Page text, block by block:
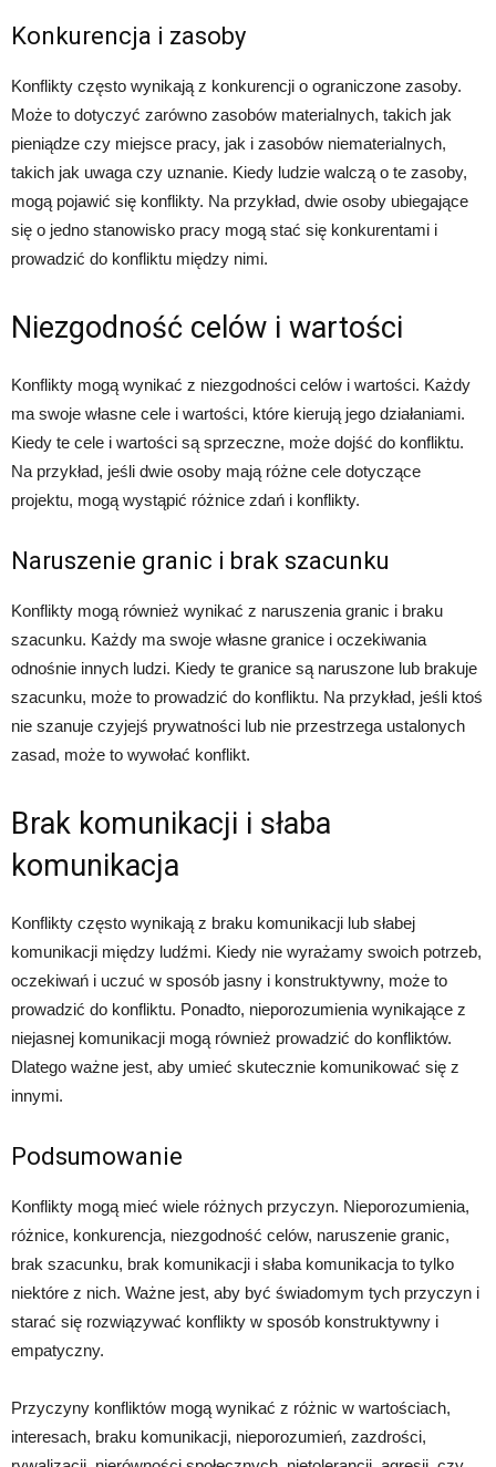
Konkurencja i zasoby
Konflikty często wynikają z konkurencji o ograniczone zasoby.
Może to dotyczyć zarówno zasobów materialnych, takich jak
pieniądze czy miejsce pracy, jak i zasobów niematerialnych,
takich jak uwaga czy uznanie. Kiedy ludzie walczą o te zasoby,
mogą pojawić się konflikty. Na przykład, dwie osoby ubiegające
się o jedno stanowisko pracy mogą stać się konkurentami i
prowadzić do konfliktu między nimi.
Niezgodność celów i wartości
Konflikty mogą wynikać z niezgodności celów i wartości. Każdy
ma swoje własne cele i wartości, które kierują jego działaniami.
Kiedy te cele i wartości są sprzeczne, może dojść do konfliktu.
Na przykład, jeśli dwie osoby mają różne cele dotyczące
projektu, mogą wystąpić różnice zdań i konflikty.
Naruszenie granic i brak szacunku
Konflikty mogą również wynikać z naruszenia granic i braku
szacunku. Każdy ma swoje własne granice i oczekiwania
odnośnie innych ludzi. Kiedy te granice są naruszone lub brakuje
szacunku, może to prowadzić do konfliktu. Na przykład, jeśli ktoś
nie szanuje czyjejś prywatności lub nie przestrzega ustalonych
zasad, może to wywołać konflikt.
Brak komunikacji i słaba
komunikacja
Konflikty często wynikają z braku komunikacji lub słabej
komunikacji między ludźmi. Kiedy nie wyrażamy swoich potrzeb,
oczekiwań i uczuć w sposób jasny i konstruktywny, może to
prowadzić do konfliktu. Ponadto, nieporozumienia wynikające z
niejasnej komunikacji mogą również prowadzić do konfliktów.
Dlatego ważne jest, aby umieć skutecznie komunikować się z
innymi.
Podsumowanie
Konflikty mogą mieć wiele różnych przyczyn. Nieporozumienia,
różnice, konkurencja, niezgodność celów, naruszenie granic,
brak szacunku, brak komunikacji i słaba komunikacja to tylko
niektóre z nich. Ważne jest, aby być świadomym tych przyczyn i
starać się rozwiązywać konflikty w sposób konstruktywny i
empatyczny.
Przyczyny konfliktów mogą wynikać z różnic w wartościach,
interesach, braku komunikacji, nieporozumień, zazdrości,